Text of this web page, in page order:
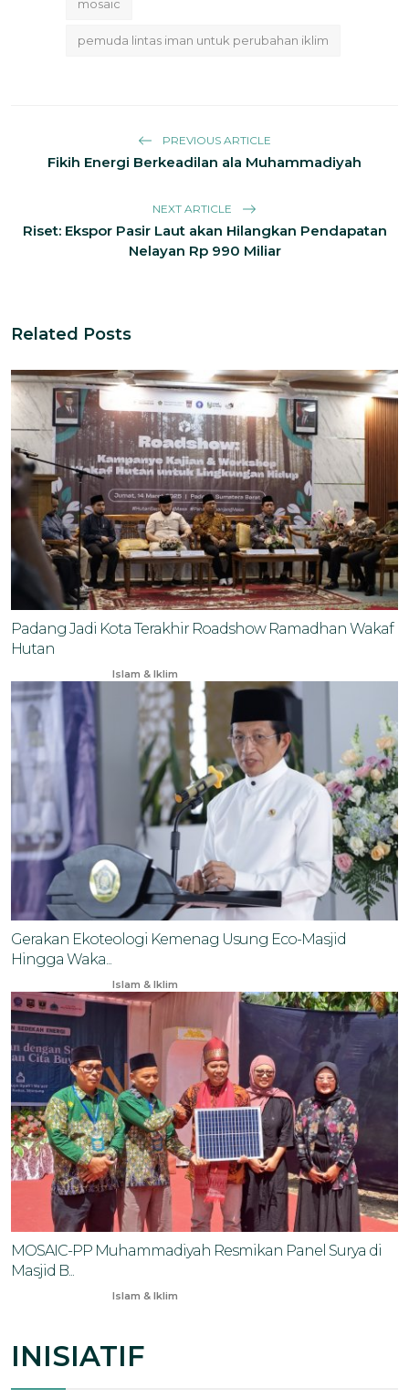
mosaic
pemuda lintas iman untuk perubahan iklim
PREVIOUS ARTICLE
Fikih Energi Berkeadilan ala Muhammadiyah
NEXT ARTICLE
Riset: Ekspor Pasir Laut akan Hilangkan Pendapatan
Nelayan Rp 990 Miliar
Related Posts
Padang Jadi Kota Terakhir Roadshow Ramadhan Wakaf
Hutan
Islam & Iklim
Gerakan Ekoteologi Kemenag Usung Eco-Masjid
Hingga Waka...
Islam & Iklim
MOSAIC-PP Muhammadiyah Resmikan Panel Surya di
Masjid B...
Islam & Iklim
INISIATIF